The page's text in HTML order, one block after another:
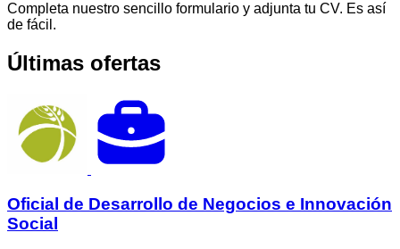
Completa nuestro sencillo formulario y adjunta tu CV. Es así
de fácil.
Últimas ofertas
Oficial de Desarrollo de Negocios e Innovación
Social